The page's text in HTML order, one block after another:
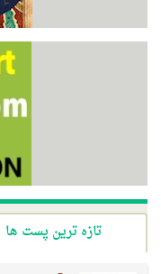
تازه ترین پست ها